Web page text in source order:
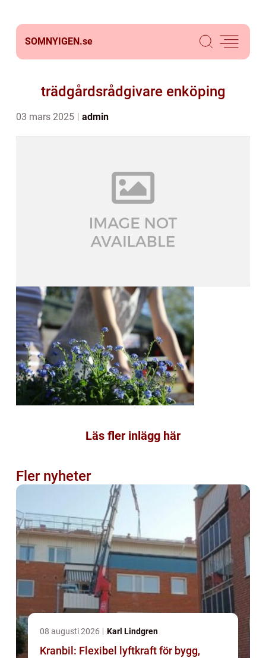
SOMNYIGEN.se
trädgårdsrådgivare enköping
03 mars 2025 admin
Läs fler inlägg här
Fler nyheter
08 augusti 2026 Karl Lindgren
Kranbil: Flexibel lyftkraft för bygg,